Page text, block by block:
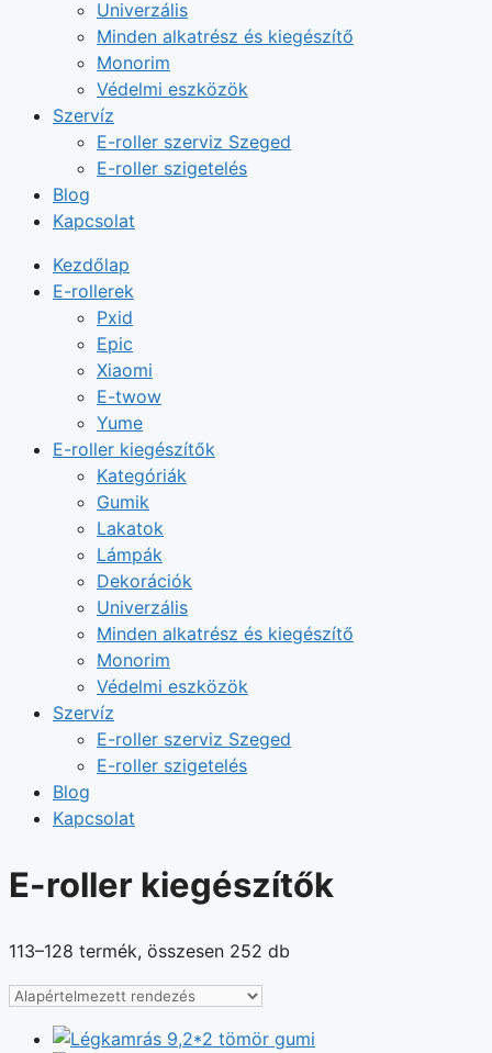
Univerzális
Minden alkatrész és kiegészítő
Monorim
Védelmi eszközök
Szervíz
E-roller szerviz Szeged
E-roller szigetelés
Blog
Kapcsolat
Kezdőlap
E-rollerek
Pxid
Epic
Xiaomi
E-twow
Yume
E-roller kiegészítők
Kategóriák
Gumik
Lakatok
Lámpák
Dekorációk
Univerzális
Minden alkatrész és kiegészítő
Monorim
Védelmi eszközök
Szervíz
E-roller szerviz Szeged
E-roller szigetelés
Blog
Kapcsolat
E-roller kiegészítők
113–128 termék, összesen 252 db